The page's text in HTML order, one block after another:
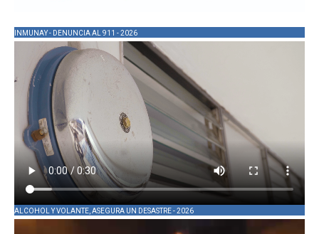
INMUNAY - DENUNCIA AL 911 - 2026
ALCOHOL Y VOLANTE, ASEGURA UN DESASTRE - 2026